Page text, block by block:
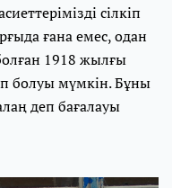
сілкіп
ғана емес, одан
1918 жылғы
болуы мүмкін. Бұны
деп бағалауы